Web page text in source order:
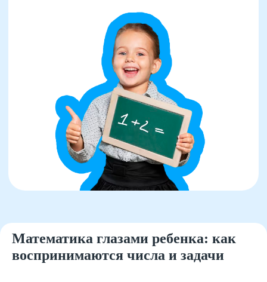
Математика глазами ребенка: как
воспринимаются числа и задачи